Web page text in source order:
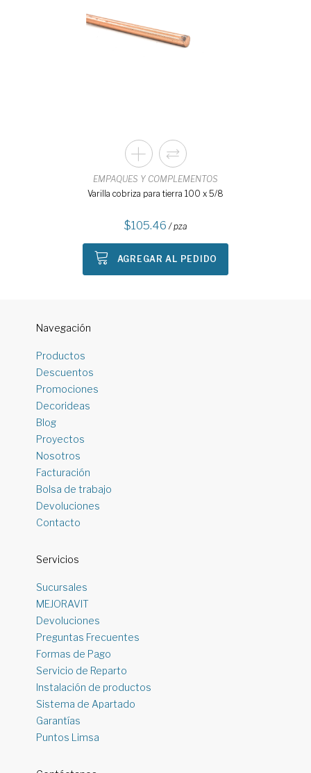
EMPAQUES Y COMPLEMENTOS
Varilla cobriza para tierra 100 x 5/8
105.46 / pza
AGREGAR AL PEDIDO
Navegación
Productos
Descuentos
Promociones
Decorideas
Blog
Proyectos
Nosotros
Facturación
Bolsa de trabajo
Devoluciones
Contacto
Servicios
Sucursales
MEJORAVIT
Devoluciones
Preguntas Frecuentes
Formas de Pago
Servicio de Reparto
Instalación de productos
Sistema de Apartado
Garantías
Puntos Limsa